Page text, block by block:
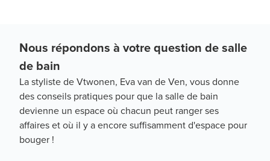
Nous répondons à votre question de salle
de bain
La styliste de Vtwonen, Eva van de Ven, vous donne
des conseils pratiques pour que la salle de bain
devienne un espace où chacun peut ranger ses
affaires et où il y a encore suffisamment d'espace pour
bouger !